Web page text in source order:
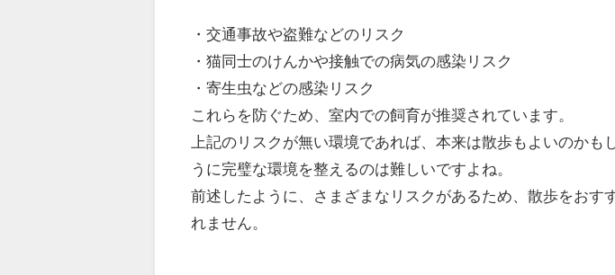
・交通事故や盗難などのリスク
・猫同士のけんかや接触での病気の感染リスク
・寄生虫などの感染リスク
これらを防ぐため、室内での飼育が推奨されています。
上記のリスクが無い環境であれば、本来は散歩もよいのかも
うに完璧な環境を整えるのは難しいですよね。
前述したように、さまざまなリスクがあるため、散歩をおす
れません。